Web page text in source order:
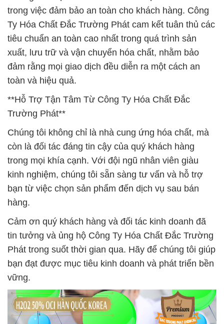
trong việc đảm bảo an toàn cho khách hàng. Công
Ty Hóa Chất Đắc Trường Phát cam kết tuân thủ các
tiêu chuẩn an toàn cao nhất trong quá trình sản
xuất, lưu trữ và vận chuyển hóa chất, nhằm bảo
đảm rằng mọi giao dịch đều diễn ra một cách an
toàn và hiệu quả.
**Hỗ Trợ Tận Tâm Từ Công Ty Hóa Chất Đắc
Trường Phát**
Chúng tôi không chỉ là nhà cung ứng hóa chất, mà
còn là đối tác đáng tin cậy của quý khách hàng
trong mọi khía cạnh. Với đội ngũ nhân viên giàu
kinh nghiệm, chúng tôi sẵn sàng tư vấn và hỗ trợ
bạn từ việc chọn sản phẩm đến dịch vụ sau bán
hàng.
Cảm ơn quý khách hàng và đối tác kinh doanh đã
tin tưởng và ủng hộ Công Ty Hóa Chất Đắc Trường
Phát trong suốt thời gian qua. Hãy để chúng tôi giúp
bạn đạt được mục tiêu kinh doanh và phát triển bền
vững.